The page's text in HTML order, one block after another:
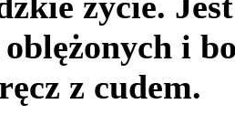
i
z cudem.